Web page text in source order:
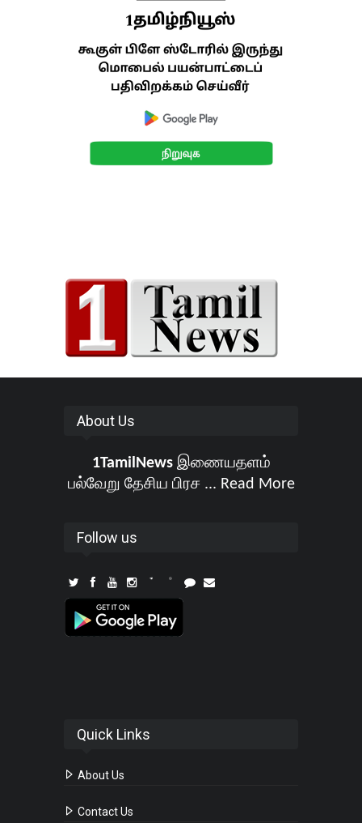
About Us
1TamilNewsஇணையதளம்
பல்வேறு தேசிய பிரச ... Read More
Follow us
Quick Links
About Us
Contact Us